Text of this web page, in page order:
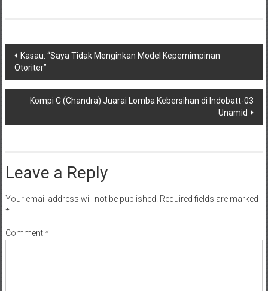
Post
navigation
Kasau: “Saya Tidak Menginkan Model Kepemimpinan
Otoriter”
Kompi C (Chandra) Juarai Lomba Kebersihan di Indobatt-03
Unamid
Leave a Reply
Your email address will not be published. Required fields are marked
*
Comment*